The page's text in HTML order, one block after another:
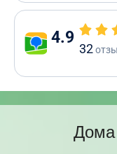
4.9
32
Дома